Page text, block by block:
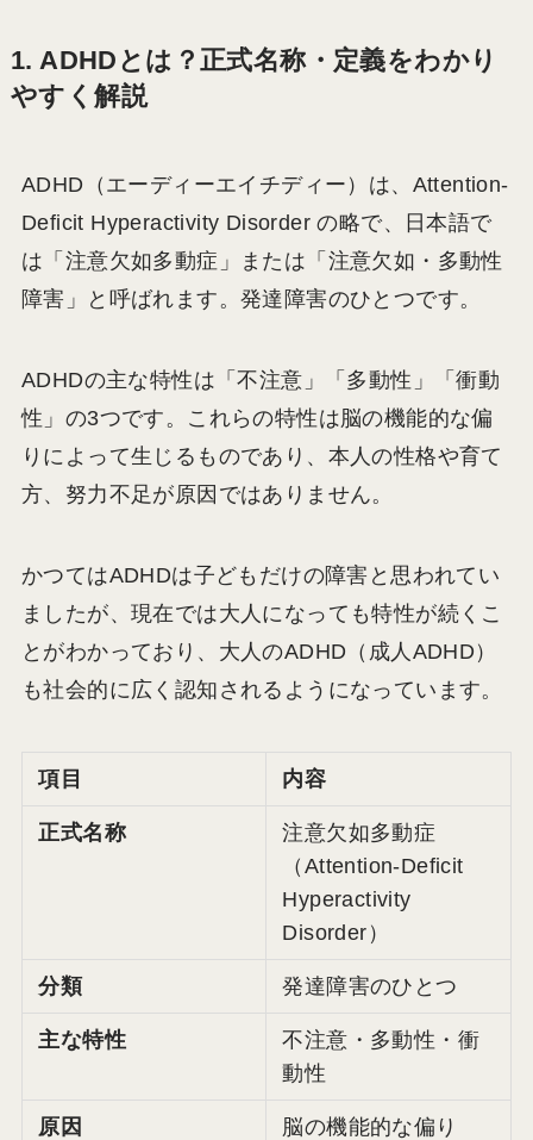
1. ADHDとは？正式名称・定義をわかり
やすく解説
ADHD（エーディーエイチディー）は、Attention-
Deficit Hyperactivity Disorder の略で、日本語で
は「注意欠如多動症」または「注意欠如・多動性
障害」と呼ばれます。発達障害のひとつです。
ADHDの主な特性は「不注意」「多動性」「衝動
性」の3つです。これらの特性は脳の機能的な偏
りによって生じるものであり、本人の性格や育て
方、努力不足が原因ではありません。
かつてはADHDは子どもだけの障害と思われてい
ましたが、現在では大人になっても特性が続くこ
とがわかっており、大人のADHD（成人ADHD）
も社会的に広く認知されるようになっています。
項目 内容
正式名称
注意欠如多動症
（Attention-Deficit
Hyperactivity
Disorder）
分類 発達障害のひとつ
主な特性
不注意・多動性・衝
動性
原因 脳の機能的な偏り